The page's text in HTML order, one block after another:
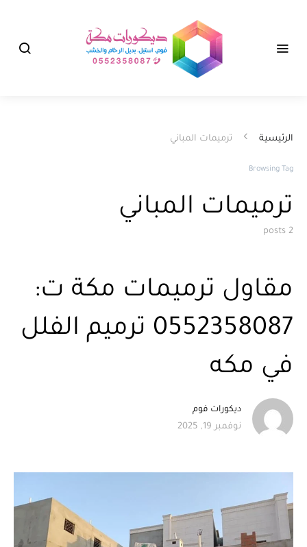
الرئيسية ترميمات المباني
Browsing Tag
ترميمات المباني
2 posts
مقاول ترميمات مكة ت:
0552358087 ترميم الفلل
في مكه
ديكورات فوم
نوفمبر 19, 2025